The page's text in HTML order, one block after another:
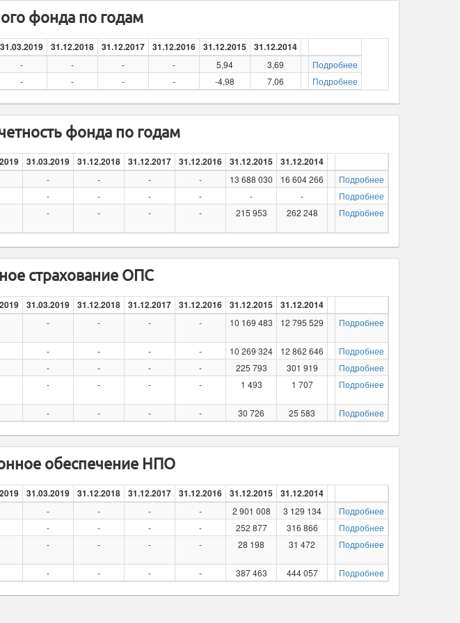
фонда по годам
31.03.2019 31.12.2018 31.12.2017 31.12.2016 31.12.2015 31.12.2014
- - - - 5,94 3,69
Подробнее
- - - - -4,98 7,06 Подробнее
фонда по годам
31.03.2019 31.12.2018 31.12.2017 31.12.2016 31.12.2015 31.12.2014
- - - - 13 688 030 16 604 266
Подробнее
- - - - - -
Подробнее
- - - - 215 953 262 248 Подробнее
страхование ОПС
31.03.2019 31.12.2018 31.12.2017 31.12.2016 31.12.2015 31.12.2014
- - - - 10 169 483 12 795 529 Подробнее
- - - - 10 269 324 12 862 646
Подробнее
- - - - 225 793 301 919
Подробнее
- - - - 1 493 1 707 Подробнее
- - - - 30 726 25 583 Подробнее
обеспечение НПО
31.03.2019 31.12.2018 31.12.2017 31.12.2016 31.12.2015 31.12.2014
- - - - 2 901 008 3 129 134
Подробнее
- - - - 252 877 316 866
Подробнее
- - - - 28 198 31 472 Подробнее
- - - - 387 463 444 057 Подробнее